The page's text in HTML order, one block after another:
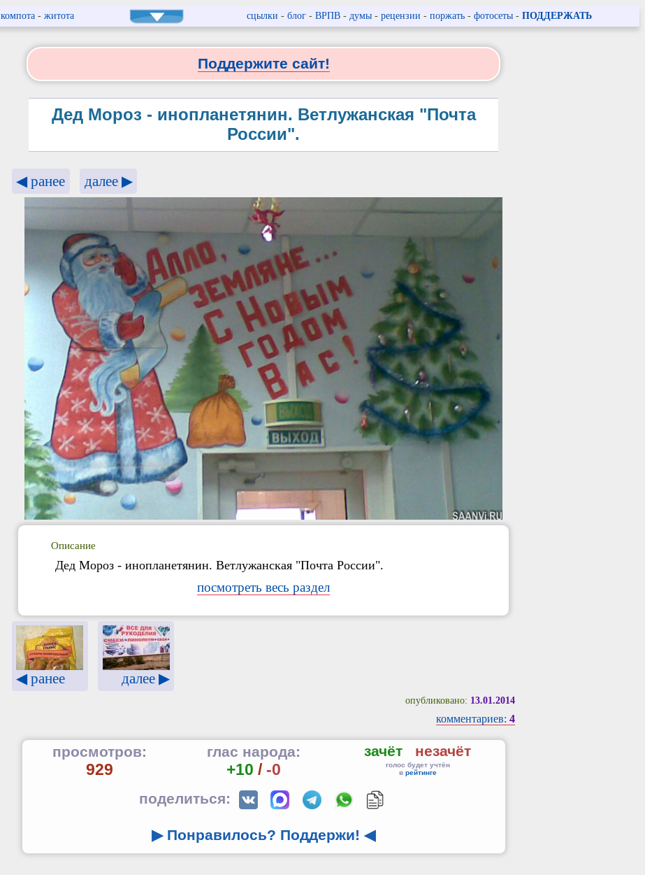
компота- житота сцылки - блог- ВРПВ- думы- рецензии - поржать- фотосеты - ПОДДЕРЖАТЬ
Поддержите сайт!
Дед Мороз - инопланетянин. Ветлужанская "Почта
России".
◀ ранее далее ▶
Описание
Дед Мороз - инопланетянин. Ветлужанская "Почта России".
посмотреть весь раздел
◀ ранее далее ▶
опубликовано: 13.01.2014
комментариев: 4
просмотров:
929
глас народа:
+10 / -0
зачёт незачёт
голос будет учтён
в рейтинге
поделиться:
▶ Понравилось? Поддержи! ◀